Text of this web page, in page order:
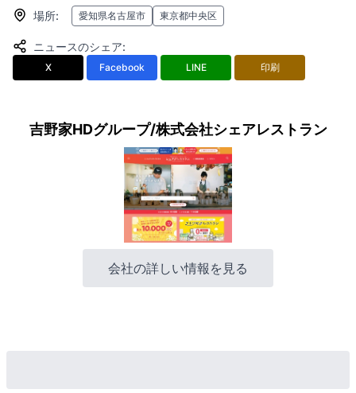
場所: 愛知県名古屋市 東京都中央区
ニュースのシェア:
X Facebook LINE 印刷
吉野家HDグループ/株式会社シェアレストラン
会社の詳しい情報を見る